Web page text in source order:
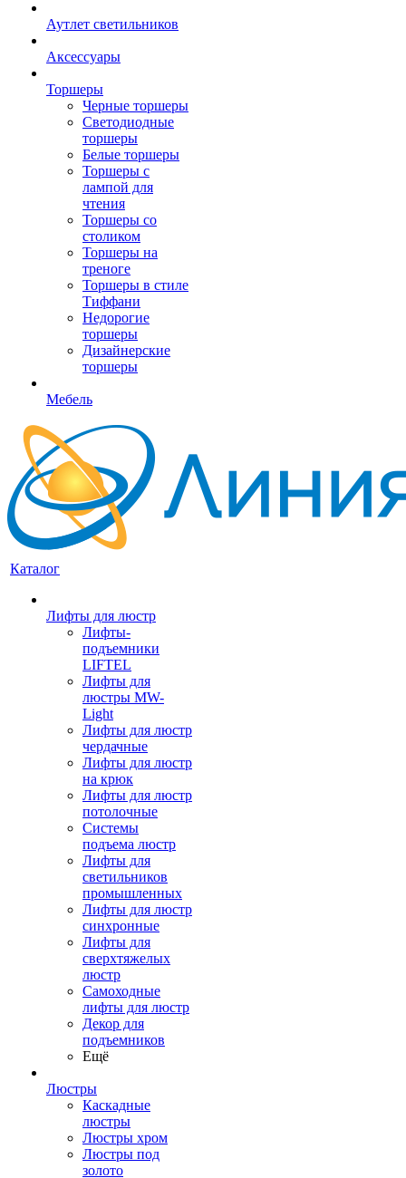
Аутлет светильников
Аксессуары
Торшеры
Черные торшеры
Светодиодные
торшеры
Белые торшеры
Торшеры с
лампой для
чтения
Торшеры со
столиком
Торшеры на
треноге
Торшеры в стиле
Тиффани
Недорогие
торшеры
Дизайнерские
торшеры
Мебель
Каталог
Лифты для люстр
Лифты-
подъемники
LIFTEL
Лифты для
люстры MW-
Light
Лифты для люстр
чердачные
Лифты для люстр
на крюк
Лифты для люстр
потолочные
Системы
подъема люстр
Лифты для
светильников
промышленных
Лифты для люстр
синхронные
Лифты для
сверхтяжелых
люстр
Самоходные
лифты для люстр
Декор для
подъемников
Ещё
Люстры
Каскадные
люстры
Люстры хром
Люстры под
золото